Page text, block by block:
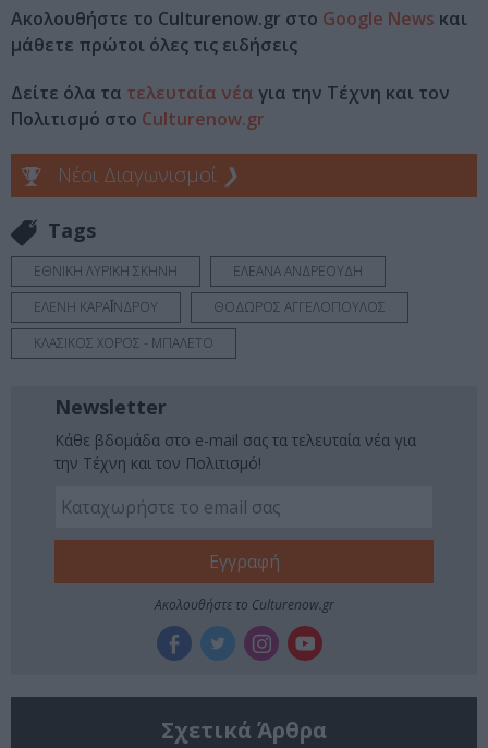
Ακολουθήστε το Culturenow.gr στο Google News και
μάθετε πρώτοι όλες τις ειδήσεις
Δείτε όλα τα τελευταία νέα για την Τέχνη και τον
Πολιτισμό στο Culturenow.gr
Νέοι Διαγωνισμοί ❯
Tags
ΕΘΝΙΚΗ ΛΥΡΙΚΗ ΣΚΗΝΗ
ΕΛΕΑΝΑ ΑΝΔΡΕΟΥΔΗ
ΕΛΕΝΗ ΚΑΡΑΪ́ΝΔΡΟΥ
ΘΟΔΩΡΟΣ ΑΓΓΕΛΟΠΟΥΛΟΣ
ΚΛΑΣΙΚΟΣ ΧΟΡΟΣ - ΜΠΑΛΕΤΟ
Newsletter
Κάθε βδομάδα στο e-mail σας τα τελευταία νέα για
την Τέχνη και τον Πολιτισμό!
Ακολουθήστε το Culturenow.gr
Σχετικά Άρθρα